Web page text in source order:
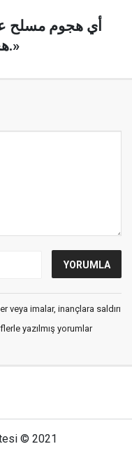
هجوماً على الدول الثلاث جميعاً.»
veya imalar, inançlara saldırı
yazılmış yorumlar
© 2021